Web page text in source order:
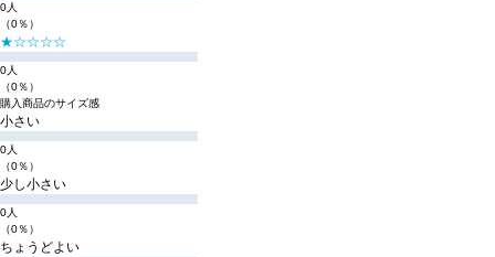
0人
（0％）
★☆☆☆☆
0人
（0％）
購入商品のサイズ感
小さい
0人
（0％）
少し小さい
0人
（0％）
ちょうどよい